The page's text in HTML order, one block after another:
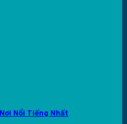
Nổi Tiếng Nhất